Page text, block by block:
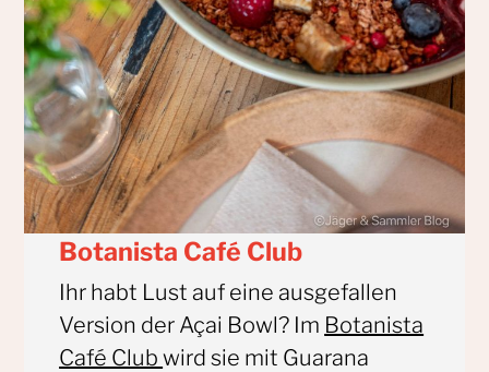
Botanista Café Club
Ihr habt Lust auf eine ausgefallen
Version der Açai Bowl? Im Botanista
Café Clubwird sie mit Guarana